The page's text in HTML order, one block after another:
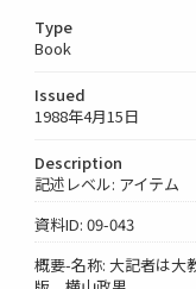
Type
Book
Issued
1988年4月15日
Description
記述レベル: アイテム
資料ID: 09-043
概要-名称: 大記者は